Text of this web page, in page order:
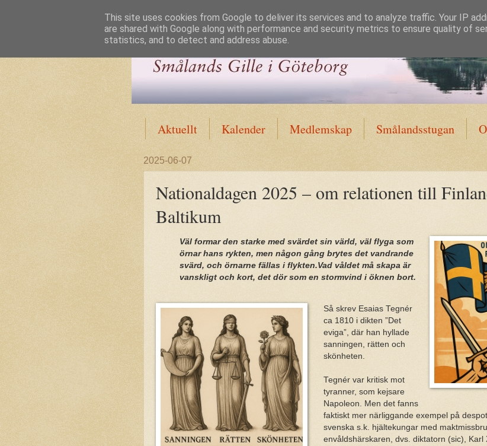
Aktuellt Kalender Medlemskap Smålandsstugan
2025-06-07
Nationaldagen 2025 – om relationen till
Baltikum
Väl formar den starke med svärdet sin värld, väl flyga som
örnar hans rykten, men någon gång brytes det vandrande
svärd, och örnarne fällas i flykten.Vad våldet må skapa är
vanskligt och kort, det dör som en stormvind i öknen bort.
Så skrev Esaias Tegnér
ca 1810 i dikten ”Det
eviga”, där han hyllade
sanningen, rätten och
skönheten.
Tegnér var kritisk mot
tyranner, som kejsare
Napoleon. Men det fanns
faktiskt mer närliggande exempel på
svenska s.k. hjältekungar med
envåldshärskaren, dvs. diktatorn (sic), Karl
This site uses cookies from Google to deliver its services and to analyze traffic. Your IP
are shared with Google along with performance and security metrics to ensure quality of
statistics, and to detect and address abuse.